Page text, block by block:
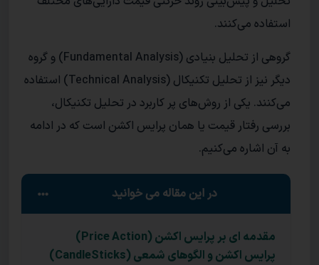
استفاده می‌کنند.
گروهی از تحلیل بنیادی (Fundamental Analysis) و گروه
دیگر نیز از تحلیل تکنیکال (Technical Analysis) استفاده
می‌کنند. یکی از روش‌های پر کاربرد در تحلیل تکنیکال،
بررسی رفتار قیمت یا همان پرایس اکشن است که در ادامه
به آن اشاره می‌کنیم.
در این مقاله می خوانید
مقدمه ای بر پرایس اکشن (Price Action)
پرایس اکشن و الگوهای شمعی (CandleSticks)